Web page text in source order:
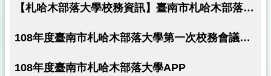
【札哈木部落大學校務資訊】臺南市札哈木部落大學因應COVID-19實體課程適度開放併行線上課程防疫管理指引(110年9月8日核定)
108年度臺南市札哈木部落大學第一次校務會議暨講師研習
108年度臺南市札哈木部落大學APP